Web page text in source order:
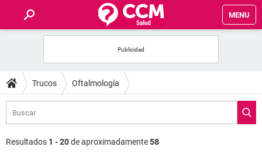
MENU
FOROS
SALUD
Trucos Oftalmología
Resultados 1 - 20de aproximadamente58